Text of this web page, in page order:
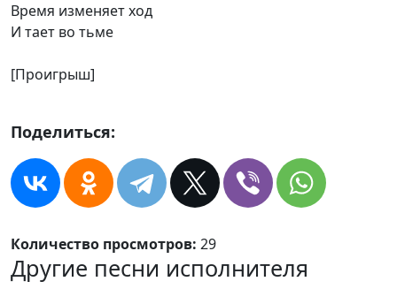
Время изменяет ход
И тает во тьме
[Проигрыш]
Поделиться:
Количество просмотров: 29
Другие песни исполнителя